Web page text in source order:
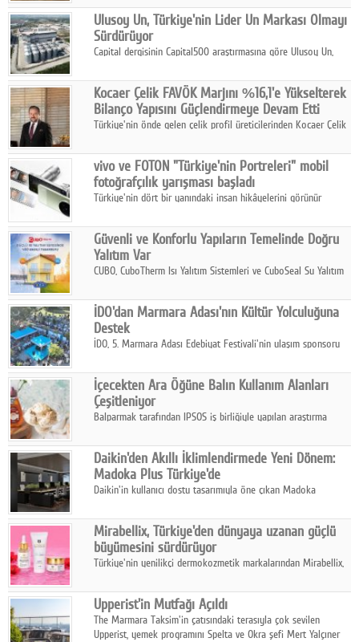
enerjisine güç katıyor.
Ulusoy Un, Türkiye'nin Lider Un Markası Olmayı
Sürdürüyor
Capital dergisinin Capital500 araştırmasına göre Ulusoy Un,
hasılatıyla Türkiye'nin en büyük 83. firması oldu.
Kocaer Çelik FAVÖK Marjını %16,1'e Yükselterek
Bilanço Yapısını Güçlendirmeye Devam Etti
Türkiye'nin önde gelen çelik profil üreticilerinden Kocaer Çelik
Çelik FAVÖK Marjını %16,1'e yükseltti.
vivo ve FOTON "Türkiye'nin Portreleri" mobil
fotoğrafçılık yarışması başladı
Türkiye'nin dört bir yanındaki insan hikâyelerini görünür
insanını, kültürünü ve yaşamını portre fotoğraflarıyla
anlatmaya davet ediyor.
Güvenli ve Konforlu Yapıların Temelinde Doğru
Yalıtım Var
CUBO, CuboTherm Isı Yalıtım Sistemleri ve CuboSeal Su Yalıtım
ve sürdürülebilir çözümler sunuyor.
İDO'dan Marmara Adası'nın Kültür Yolculuğuna
Destek
İDO, 5. Marmara Adası Edebiyat Festivali'nin ulaşım sponsoru
ettiriyor.
İçecekten Ara Öğüne Balın Kullanım Alanları
Çeşitleniyor
Balparmak tarafından IPSOS iş birliğiyle yapılan araştırma
ıhlamur gibi içeceklerde tercih ettiğini ortaya koyuyor.
Daikin'den Akıllı İklimlendirmede Yeni Dönem:
Madoka Plus Türkiye'de
Daikin'in kullanıcı dostu tasarımıyla öne çıkan Madoka
kontrol ünitesi Madoka Plus Türkiye'de satışa sunuldu.
Mirabellix, Türkiye'den dünyaya uzanan güçlü
büyümesini sürdürüyor
Türkiye'nin yenilikçi dermokozmetik markalarından Mirabellix,
ürünleriyle hem yurt içinde hem de uluslararası pazarlarda
büyümesini sürdürüyor.
Upperist'in Mutfağı Açıldı
The Marmara Taksim'in çatısındaki terasıyla çok sevilen
Upperist, yemek programını Spelta ve Okra şefi Mert Yalçıner